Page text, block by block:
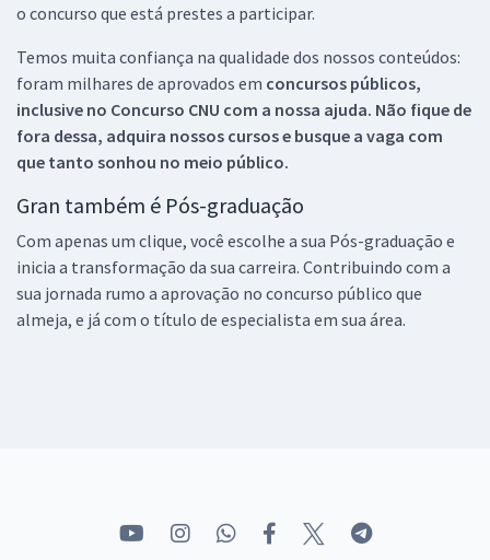
o concurso que está prestes a participar.
Temos muita confiança na qualidade dos nossos conteúdos:
foram milhares de aprovados em concursos públicos,
inclusive no Concurso CNU com a nossa ajuda. Não fique de
fora dessa, adquira nossos cursos e busque a vaga com
que tanto sonhou no meio público.
Gran também é Pós-graduação
Com apenas um clique, você escolhe a sua Pós-graduação e
inicia a transformação da sua carreira. Contribuindo com a
sua jornada rumo a aprovação no concurso público que
almeja, e já com o título de especialista em sua área.